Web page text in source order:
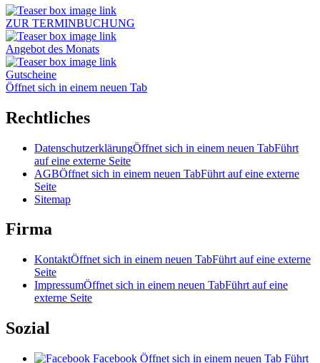
ZUR TERMINBUCHUNG
Angebot des Monats
Gutscheine
Öffnet sich in einem neuen Tab
Rechtliches
DatenschutzerklärungÖffnet sich in einem neuen TabFührt
auf eine externe Seite
AGBÖffnet sich in einem neuen TabFührt auf eine externe
Seite
Sitemap
Firma
KontaktÖffnet sich in einem neuen TabFührt auf eine externe
Seite
ImpressumÖffnet sich in einem neuen TabFührt auf eine
externe Seite
Sozial
Facebook Öffnet sich in einem neuen Tab Führt